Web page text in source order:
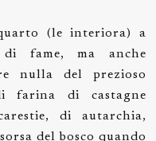
(le interiora) a
fame, ma anche
nulla del prezioso
farina di castagne
di autarchia,
del bosco quando